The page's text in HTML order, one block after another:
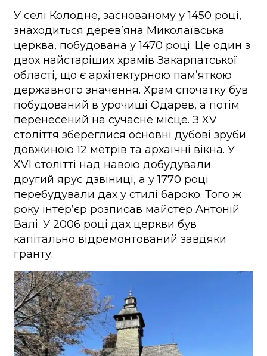
У селі Колодне, заснованому у 1450 році,
знаходиться дерев’яна Миколаївська
церква, побудована у 1470 році. Це один з
двох найстаріших храмів Закарпатської
області, що є архітектурною пам’яткою
державного значення. Храм спочатку був
побудований в урочищі Одарев, а потім
перенесений на сучасне місце. З XV
століття збереглися основні дубові зруби
довжиною 12 метрів та архаїчні вікна. У
XVI столітті над навою добудували
другий ярус дзвіниці, а у 1770 році
перебудували дах у стилі бароко. Того ж
року інтер’єр розписав майстер Антоній
Валі. У 2006 році дах церкви був
капітально відремонтований завдяки
гранту.